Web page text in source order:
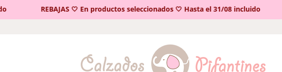
REBAJAS 🤍 En productos seleccionados 🤍 Hasta el 31/08 incluido